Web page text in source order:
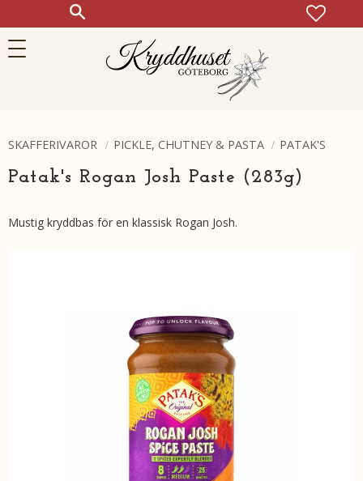
SKAFFERIVAROR PICKLE, CHUTNEY & PASTA PATAK'S
Patak's Rogan Josh Paste (283g)
Mustig kryddbas för en klassisk Rogan Josh.